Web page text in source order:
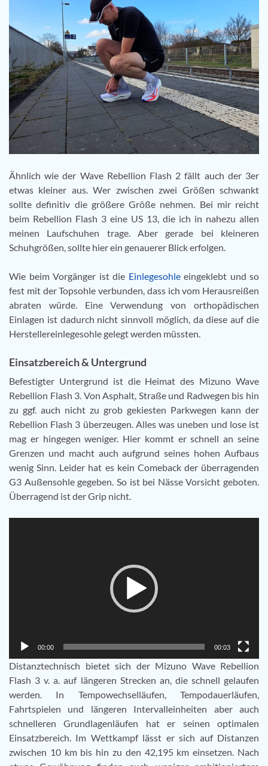
Ähnlich wie der Wave Rebellion Flash 2 fällt auch der 3er
etwas kleiner aus. Wer zwischen zwei Größen schwankt
sollte definitiv die größere Größe nehmen. Bei mir reicht
beim Rebellion Flash 3 eine US 13, die ich in nahezu allen
meinen Laufschuhen trage. Aber gerade bei kleineren
Schuhgrößen, sollte hier ein genauerer Blick erfolgen.
Wie beim Vorgänger ist die Einlegesohleeingeklebt und so
fest mit der Topsohle verbunden, dass ich vom Herausreißen
abraten würde. Eine Verwendung von orthopädischen
Einlagen ist dadurch nicht sinnvoll möglich, da diese auf die
Herstellereinlegesohle gelegt werden müssten.
Einsatzbereich & Untergrund
Befestigter Untergrund ist die Heimat des Mizuno Wave
Rebellion Flash 3. Von Asphalt, Straße und Radwegen bis hin
zu ggf. auch nicht zu grob gekiesten Parkwegen kann der
Rebellion Flash 3 überzeugen. Alles was uneben und lose ist
mag er hingegen weniger. Hier kommt er schnell an seine
Grenzen und macht auch aufgrund seines hohen Aufbaus
wenig Sinn. Leider hat es kein Comeback der überragenden
G3 Außensohle gegeben. So ist bei Nässe Vorsicht geboten.
Überragend ist der Grip nicht.
00:00 00:03
Distanztechnisch bietet sich der Mizuno Wave Rebellion
Flash 3 v. a. auf längeren Strecken an, die schnell gelaufen
werden. In Tempowechselläufen, Tempodauerläufen,
Fahrtspielen und längeren Intervalleinheiten aber auch
schnelleren Grundlagenläufen hat er seinen optimalen
Einsatzbereich. Im Wettkampf lässt er sich auf Distanzen
zwischen 10 km bis hin zu den 42,195 km einsetzen. Nach